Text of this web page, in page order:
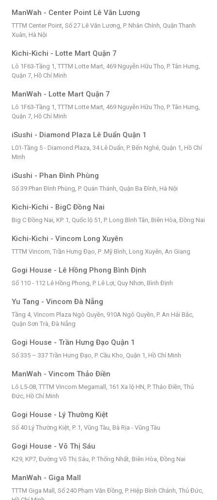
ManWah - Center Point Lê Văn Lương
TTTM Center Point, Số 27 Lê Văn Lương, P. Nhân Chính, Quận Thanh
Xuân, Hà Nội
Kichi-Kichi - Lotte Mart Quận 7
Lô 1F63-Tầng 1, TTTM Lotte Mart, 469 Nguyễn Hữu Thọ, P. Tân Hưng,
Quận 7, Hồ Chí Minh
ManWah - Lotte Mart Quận 7
Lô 1F63-Tầng 1, TTTM Lotte Mart, 469 Nguyễn Hữu Thọ, P. Tân Hưng,
Quận 7, Hồ Chí Minh
iSushi - Diamond Plaza Lê Duẩn Quận 1
L01-Tầng 5 - Diamond Plaza, 34 Lê Duẩn, P. Bến Nghé, Quận 1, Hồ Chí
Minh
iSushi - Phan Đình Phùng
Số 39 Phan Đình Phùng, P. Quán Thánh, Quận Ba Đình, Hà Nội
Kichi-Kichi - BigC Đồng Nai
Big C Đồng Nai, KP. 1, Quốc lộ 51, P. Long Bình Tân, Biên Hòa, Đồng Nai
Kichi-Kichi - Vincom Long Xuyên
TTTM Vincom, Trần Hưng Đạo, P .Mỹ Bình, Long Xuyên, An Giang
Gogi House - Lê Hồng Phong Bình Định
Số 110 - 112 Lê Hồng Phong, P. Lê Lợi, Quy Nhơn, Bình Định
Yu Tang - Vincom Đà Nẵng
Tầng 4, Vincom Plaza Ngô Quyền, 910A Ngô Quyền, P. An Hải Bắc,
Quận Sơn Trà, Đà Nẵng
Gogi House - Trần Hưng Đạo Quận 1
Số 335 – 337 Trần Hưng Đạo, P. Cầu Kho, Quận 1, Hồ Chí Minh
ManWah - Vincom Thảo Điền
Lô L5-08, TTTM Vincom Megamall, 161 Xa lộ HN, P. Thảo Điền, Thủ
Đức, Hồ Chí Minh
Gogi House - Lý Thường Kiệt
Số 40 Lý Thường Kiệt, P. 1, Vũng Tàu, Bà Rịa - Vũng Tàu
Gogi House - Võ Thị Sáu
K29, KP7, Đường Võ Thị Sáu, P. Thống Nhất, Biên Hòa, Đồng Nai
ManWah - Giga Mall
TTTM Giga Mall, Số 240 Phạm Văn Đồng, P. Hiệp Bình Chánh, Thủ Đức,